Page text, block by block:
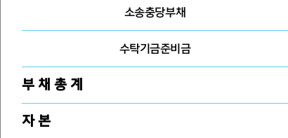
소송충당부채
수탁기금준비금
부 채 총 계
자 본